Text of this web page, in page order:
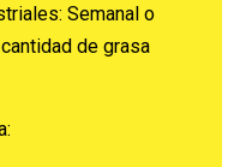
Semanal o
de grasa